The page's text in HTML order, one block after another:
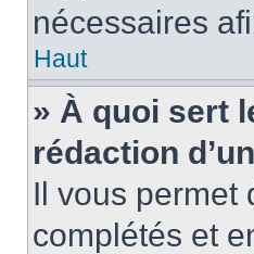
nécessaires
Haut
» À quoi sert
rédaction
Il vous permet
complétés et